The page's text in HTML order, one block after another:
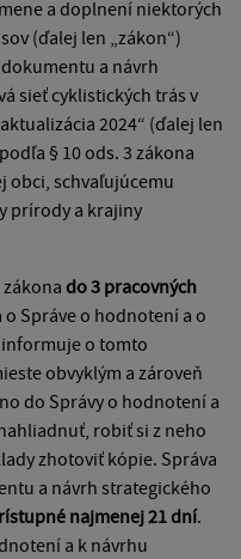
a doplnení niektorých
(ďalej len „zákon“)
a návrh
sieť cyklistických trás v
2024“ (ďalej len
§ 10 ods. 3 zákona
obci, schvaľujúcemu
prírody a krajiny
do 3 pracovných
Správe o hodnotení a o
o tomto
obvyklým a zároveň
do Správy o hodnotení a
robiť si z neho
zhotoviť kópie. Správa
a návrh strategického
najmenej 21 dní.
a k návrhu